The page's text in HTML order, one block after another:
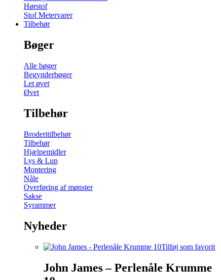
Hørstof
Stof Metervarer
Tilbehør
Bøger
Alle bøger
Begynderbøger
Let øvet
Øvet
Tilbehør
Broderitilbehør
Tilbehør
Hjælpemidler
Lys & Lup
Montering
Nåle
Overføring af mønster
Sakse
Syrammer
Nyheder
Tilføj som favorit
John James – Perlenåle Krumme